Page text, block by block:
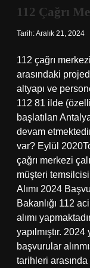
112 Çağrı
Tarih: Aralık 21, 2024
112 çağrı
arasındaki
altyapı ve
112 81 ilde
başlatılan
devam
var? Eylül
çağrı merkezi
müşteri temsilcisi
Alımı 2024
Bakanlığı 112
alımı
yapılmıştır.
başvurular
tarihleri ​​arasında